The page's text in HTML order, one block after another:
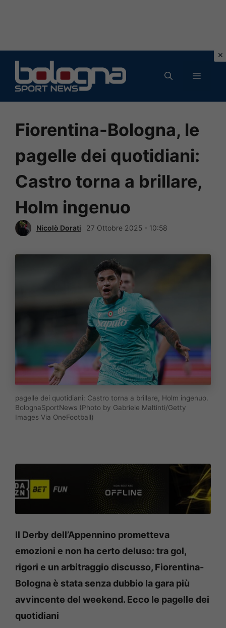
contenuto
MENU
Fiorentina-Bologna, le
pagelle dei quotidiani:
Castro torna a brillare,
Holm ingenuo
Nicolò Dorati 27 Ottobre 2025 - 10:58
pagelle dei quotidiani: Castro torna a brillare, Holm ingenuo.
BolognaSportNews (Photo by Gabriele Maltinti/Getty
Images Via OneFootball)
Il Derby dell’Appennino prometteva
emozioni e non ha certo deluso: tra gol,
rigori e un arbitraggio discusso, Fiorentina-
Bologna è stata senza dubbio la gara più
avvincente del weekend. Ecco le pagelle dei
quotidiani